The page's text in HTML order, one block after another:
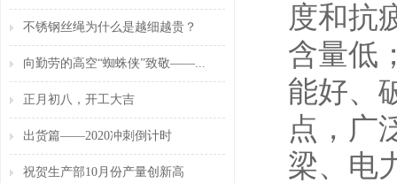
不锈钢丝绳为什么是越细越贵？
向勤劳的高空“蜘蛛侠”致敬——...
正月初八，开工大吉
出货篇——2020冲刺倒计时
祝贺生产部10月份产量创新高
度和抗
含量低
能好、
点，广
梁、电